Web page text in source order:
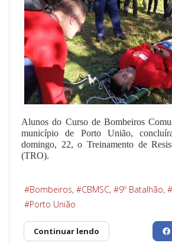
Alunos do Curso de Bombeiros
município de Porto União,
domingo, 22, o Treinamento de
(TRO).
Bombeiros CBMSC 9º Batalhão
Porto União
Continuar lendo